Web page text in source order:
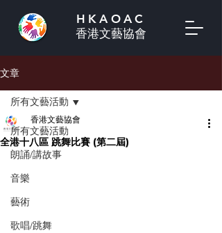
HKAOAC
香港文藝協會
文章
所有文藝活動
朗誦/講故事
音樂
藝術
歌唱/跳舞
所有文藝活動
全港十八區 跳舞比賽 (第二屆)
香港文藝協會